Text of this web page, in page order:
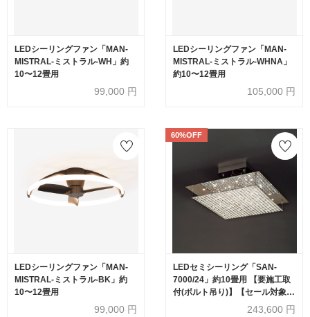
LEDシーリングファン「MAN-
MISTRAL-ミストラル-WH」約
10〜12畳用
99,000 円
LEDシーリングファン「MAN-
MISTRAL-ミストラル-WHNA」
約10〜12畳用
105,000 円
LEDシーリングファン「MAN-
MISTRAL-ミストラル-BK」約
10〜12畳用
99,000 円
60%OFF
LEDセミシーリング「SAN-
7000/24」約10畳用 【要施工取
付(ボルト吊り)】【セール対象品
243,600 円